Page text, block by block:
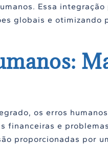
Essa
globais e otimizando
os erros
financeiras e
proporcionadas por